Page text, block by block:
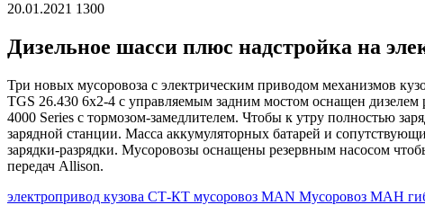
20.01.2021 1300
Дизельное шасси плюс надстройка на
Три новых мусоровоза с электрическим приводом механизмов
TGS 26.430 6x2-4 с управляемым задним мостом оснащен
4000 Series с тормозом-замедлителем. Чтобы к утру полностью
зарядной станции. Масса аккумуляторных батарей и
зарядки-разрядки. Мусоровозы оснащены резервным насосом
передач Allison.
электропривод кузова СТ-КТ мусоровоз MAN Мусоровоз МАН